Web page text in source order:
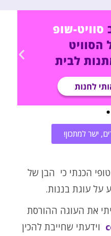
ישר למתכון!
הכנתי כי הבן של
על עוגת בננות.
את העוגה ההורסת
וידעתי שחייבת להכין